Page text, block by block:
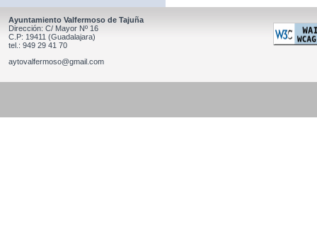
Ayuntamiento Valfermoso de Tajuña
Dirección: C/ Mayor Nº 16
C.P: 19411 (Guadalajara)
tel.: 949 29 41 70
aytovalfermoso@gmail.com